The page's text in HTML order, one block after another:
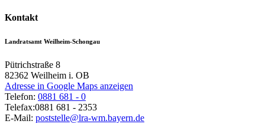
Kontakt
Landratsamt Weilheim-Schongau
Pütrichstraße 8
82362 Weilheim i. OB
Adresse in Google Maps anzeigen
Telefon: 0881 681 - 0
Telefax:0881 681 - 2353
E-Mail: poststelle@lra-wm.bayern.de